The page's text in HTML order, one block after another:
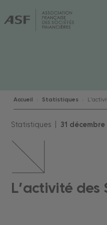
Accueil Statistiques
Statistiques |31 décembre
L’activité des